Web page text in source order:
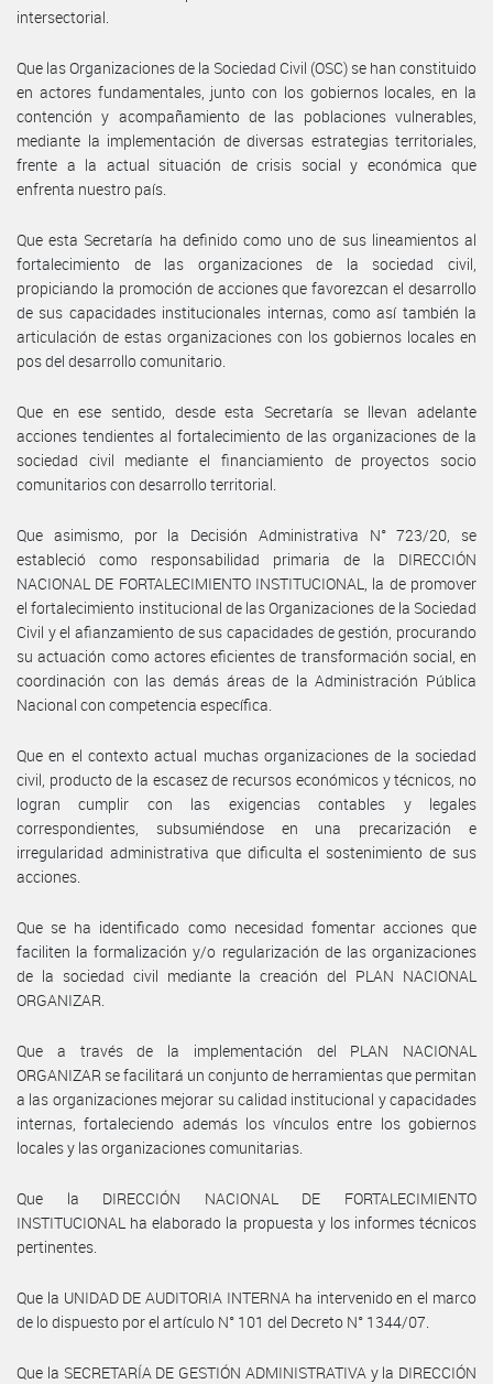
intersectorial.
Que las Organizaciones de la Sociedad Civil (OSC) se han constituido
en actores fundamentales, junto con los gobiernos locales, en la
contención y acompañamiento de las poblaciones vulnerables,
mediante la implementación de diversas estrategias territoriales,
frente a la actual situación de crisis social y económica que
enfrenta nuestro país.
Que esta Secretaría ha definido como uno de sus lineamientos al
fortalecimiento de las organizaciones de la sociedad civil,
propiciando la promoción de acciones que favorezcan el desarrollo
de sus capacidades institucionales internas, como así también la
articulación de estas organizaciones con los gobiernos locales en
pos del desarrollo comunitario.
Que en ese sentido, desde esta Secretaría se llevan adelante
acciones tendientes al fortalecimiento de las organizaciones de la
sociedad civil mediante el financiamiento de proyectos socio
comunitarios con desarrollo territorial.
Que asimismo, por la Decisión Administrativa N° 723/20, se
estableció como responsabilidad primaria de la DIRECCIÓN
NACIONAL DE FORTALECIMIENTO INSTITUCIONAL, la de promover
el fortalecimiento institucional de las Organizaciones de la Sociedad
Civil y el afianzamiento de sus capacidades de gestión, procurando
su actuación como actores eficientes de transformación social, en
coordinación con las demás áreas de la Administración Pública
Nacional con competencia específica.
Que en el contexto actual muchas organizaciones de la sociedad
civil, producto de la escasez de recursos económicos y técnicos, no
logran cumplir con las exigencias contables y legales
correspondientes, subsumiéndose en una precarización e
irregularidad administrativa que dificulta el sostenimiento de sus
acciones.
Que se ha identificado como necesidad fomentar acciones que
faciliten la formalización y/o regularización de las organizaciones
de la sociedad civil mediante la creación del PLAN NACIONAL
ORGANIZAR.
Que a través de la implementación del PLAN NACIONAL
ORGANIZAR se facilitará un conjunto de herramientas que permitan
a las organizaciones mejorar su calidad institucional y capacidades
internas, fortaleciendo además los vínculos entre los gobiernos
locales y las organizaciones comunitarias.
Que la DIRECCIÓN NACIONAL DE FORTALECIMIENTO
INSTITUCIONAL ha elaborado la propuesta y los informes técnicos
pertinentes.
Que la UNIDAD DE AUDITORIA INTERNA ha intervenido en el marco
de lo dispuesto por el artículo N° 101 del Decreto N° 1344/07.
Que la SECRETARÍA DE GESTIÓN ADMINISTRATIVA y la DIRECCIÓN